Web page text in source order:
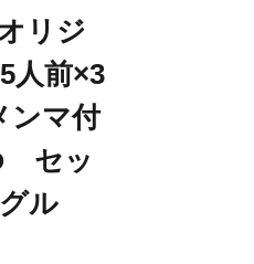
リジ
人前×3
マ付
セッ
ル